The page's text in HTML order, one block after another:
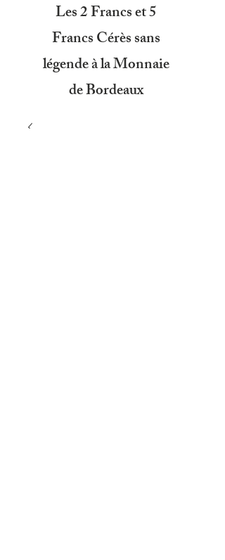
Les 2 Francs et 5
Francs Cérès sans
légende à la Monnaie
de Bordeaux